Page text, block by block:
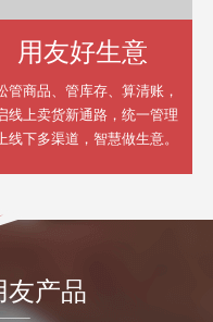
用友好生意
管商品、管库存、算清账，
线上卖货新通路，统一管理
线下多渠道，智慧做生意。
产品